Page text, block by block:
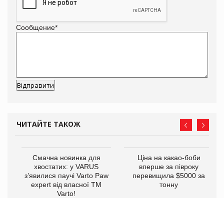
Сообщение*
ЧИТАЙТЕ ТАКОЖ
Смачна новинка для
хвостатих: у VARUS
з’явилися паучі Varto Paw
expert від власної ТМ
Varto!
Ціна на какао-боби
вперше за півроку
перевищила $5000 за
тонну